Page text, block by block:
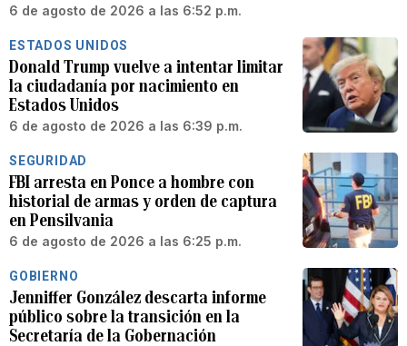
6 de agosto de 2026 a las 6:52 p.m.
ESTADOS UNIDOS
Donald Trump vuelve a intentar limitar
la ciudadanía por nacimiento en
Estados Unidos
6 de agosto de 2026 a las 6:39 p.m.
SEGURIDAD
FBI arresta en Ponce a hombre con
historial de armas y orden de captura
en Pensilvania
6 de agosto de 2026 a las 6:25 p.m.
GOBIERNO
Jenniffer González descarta informe
público sobre la transición en la
Secretaría de la Gobernación